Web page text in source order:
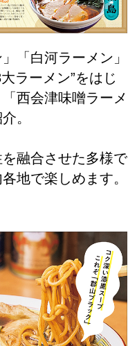
「白河ラーメン」
ラーメン”をはじ
西会津味噌ラーメ
。
融合させた多様で
地で楽しめます。